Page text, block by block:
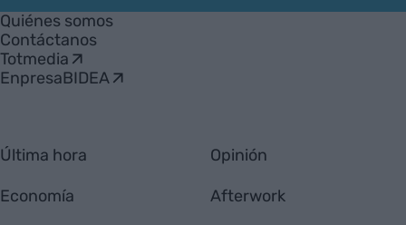
Empresa
Quiénes somos
Contáctanos
Totmedia
EnpresaBIDEA
Última hora
Economía
Opinión
Afterwork